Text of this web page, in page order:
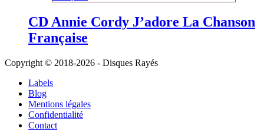
CD Annie Cordy J’adore La Chanson
Française
Copyright © 2018-2026 - Disques Rayés
Labels
Blog
Mentions légales
Confidentialité
Contact